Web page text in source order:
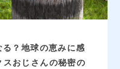
？地球の恵みに感
おじさんの秘密の